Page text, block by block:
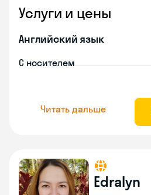
Услуги и цены
Английский язык
С носителем
Читать дальше
Edralyn